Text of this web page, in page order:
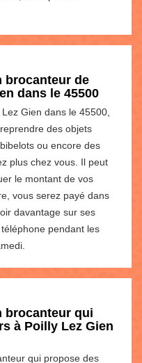
brocanteur de
dans le 45500
Gien dans le 45500,
des objets
ou encore des
plus chez vous. Il peut
le montant de vos
vous serez payé dans
davantage sur ses
pendant les
brocanteur qui
à Poilly Lez Gien
qui propose des